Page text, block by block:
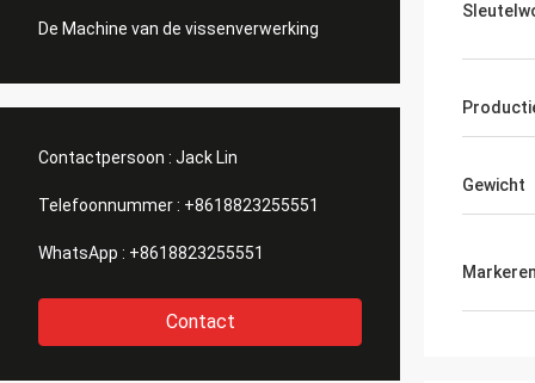
De Machine van de vissenverwerking
Contactpersoon : Jack Lin
Telefoonnummer : +8618823255551
WhatsApp : +8618823255551
Contact
Gewicht